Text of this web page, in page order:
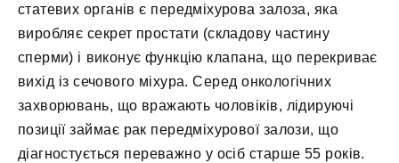
статевих органів є передміхурова залоза, яка
виробляє секрет простати (складову частину
сперми) і виконує функцію клапана, що перекриває
вихід із сечового міхура. Серед онкологічних
захворювань, що вражають чоловіків, лідируючі
позиції займає рак передміхурової залози, що
діагностується переважно у осіб старше 55 років.